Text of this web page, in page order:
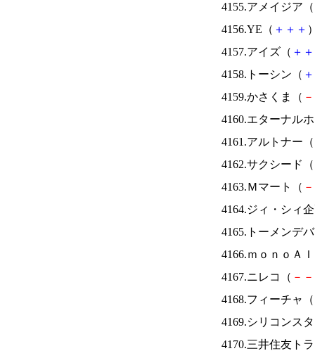
4155.アメイジア（
4156.YE（ ＋ ＋ ＋
4157.アイズ（ ＋ ＋
4158.トーシン（ ＋
4159.かさくま（ －
4160.エターナル
4161.アルトナー（
4162.サクシード（
4163.Ｍマート（ －
4164.ジィ・シィ
4165.トーメンデ
4166.ｍｏｎｏＡ
4167.ニレコ（ － －
4168.フィーチャ（
4169.シリコンス
4170.三井住友ト